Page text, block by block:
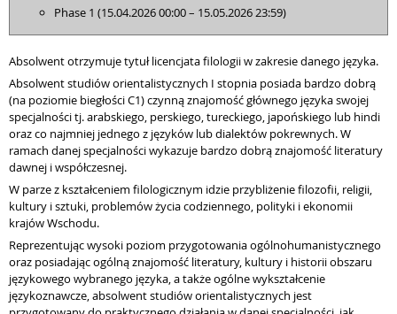
Phase 1 (15.04.2026 00:00 – 15.05.2026 23:59)
Absolwent otrzymuje tytuł licencjata filologii w zakresie danego języka.
Absolwent studiów orientalistycznych I stopnia posiada bardzo dobrą
(na poziomie biegłości C1) czynną znajomość głównego języka swojej
specjalności tj. arabskiego, perskiego, tureckiego, japońskiego lub hindi
oraz co najmniej jednego z języków lub dialektów pokrewnych. W
ramach danej specjalności wykazuje bardzo dobrą znajomość literatury
dawnej i współczesnej.
W parze z kształceniem filologicznym idzie przybliżenie filozofii, religii,
kultury i sztuki, problemów życia codziennego, polityki i ekonomii
krajów Wschodu.
Reprezentując wysoki poziom przygotowania ogólnohumanistycznego
oraz posiadając ogólną znajomość literatury, kultury i historii obszaru
językowego wybranego języka, a także ogólne wykształcenie
językoznawcze, absolwent studiów orientalistycznych jest